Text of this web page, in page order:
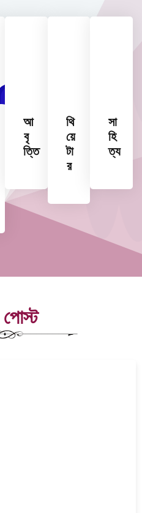
আ
বৃ
ত্তি
থি
য়ে
টা
র
সা
হি
ত্য
পোস্ট